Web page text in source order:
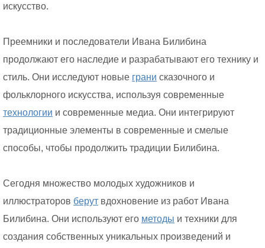
искусство.
Преемники и последователи Ивана Билибина
продолжают его наследие и разрабатывают его технику и
стиль. Они исследуют новые грани сказочного и
фольклорного искусства, используя современные
технологии и современные медиа. Они интегрируют
традиционные элементы в современные и смелые
способы, чтобы продолжить традиции Билибина.
Сегодня множество молодых художников и
иллюстраторов берут вдохновение из работ Ивана
Билибина. Они используют его методы и техники для
создания собственных уникальных произведений и